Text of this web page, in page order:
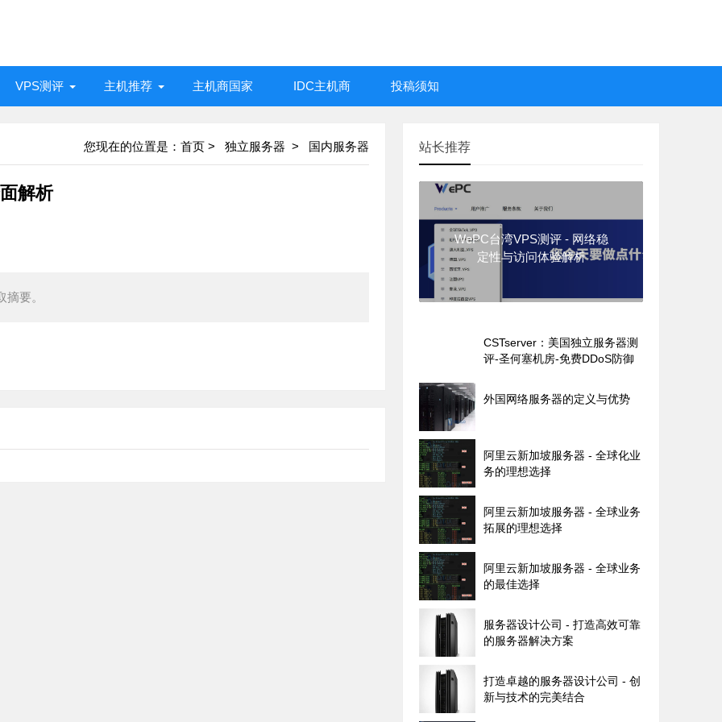
VPS测评 主机推荐 主机商国家 IDC主机商 投稿须知
您现在的位置是： 首页 > 独立服务器 > 国内服务器
解析
要。
站长推荐
WePC台湾VPS测评 - 网络稳
定性与访问体验解析
CSTserver：美国独立服务器测
评-圣何塞机房-免费DDoS防御
外国网络服务器的定义与优势
阿里云新加坡服务器 - 全球化业
务的理想选择
阿里云新加坡服务器 - 全球业务
拓展的理想选择
阿里云新加坡服务器 - 全球业务
的最佳选择
服务器设计公司 - 打造高效可靠
的服务器解决方案
打造卓越的服务器设计公司 - 创
新与技术的完美结合